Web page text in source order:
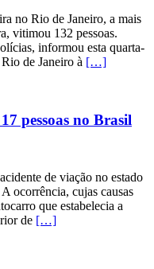
no Rio de Janeiro, a mais
vitimou 132 pessoas.
informou esta quarta-
de Janeiro à […]
pessoas no Brasil
de viação no estado
ocorrência, cujas causas
que estabelecia a
de […]